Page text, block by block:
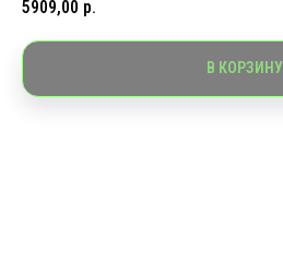
5909,00 р.
В КОРЗИНУ